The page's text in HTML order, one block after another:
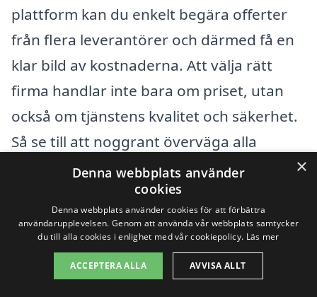
plattform kan du enkelt begära offerter
från flera leverantörer och därmed få en
klar bild av kostnaderna. Att välja rätt
firma handlar inte bara om priset, utan
också om tjänstens kvalitet och säkerhet.
Så se till att noggrant överväga alla
faktorer innan du fattar ditt beslut.
Få 3 erbjudanden, gratis och utan
förpliktelser
×
Denna webbplats använder
cookies
Denna webbplats använder cookies för att förbättra
användarupplevelsen. Genom att använda vår webbplats samtycker
du till alla cookies i enlighet med vår cookiepolicy. Läs mer
ACCEPTERA ALLA AVVISA ALLT